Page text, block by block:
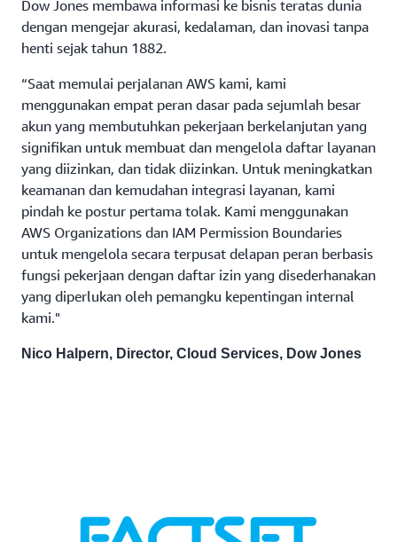
Dow Jones membawa informasi ke bisnis teratas dunia
dengan mengejar akurasi, kedalaman, dan inovasi tanpa
henti sejak tahun 1882.
“Saat memulai perjalanan AWS kami, kami
menggunakan empat peran dasar pada sejumlah besar
akun yang membutuhkan pekerjaan berkelanjutan yang
signifikan untuk membuat dan mengelola daftar layanan
yang diizinkan, dan tidak diizinkan. Untuk meningkatkan
keamanan dan kemudahan integrasi layanan, kami
pindah ke postur pertama tolak. Kami menggunakan
AWS Organizations dan IAM Permission Boundaries
untuk mengelola secara terpusat delapan peran berbasis
fungsi pekerjaan dengan daftar izin yang disederhanakan
yang diperlukan oleh pemangku kepentingan internal
kami."
Nico Halpern, Director, Cloud Services, Dow Jones